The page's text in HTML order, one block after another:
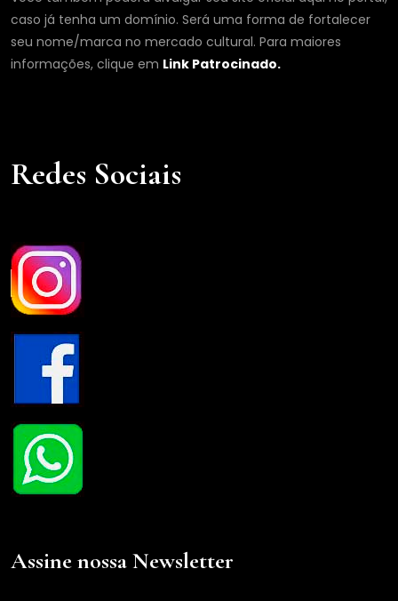
caso já tenha um domínio. Será uma forma de fortalecer
seu nome/marca no mercado cultural. Para maiores
informações, clique em Link Patrocinado.
Redes Sociais
Assine nossa Newsletter